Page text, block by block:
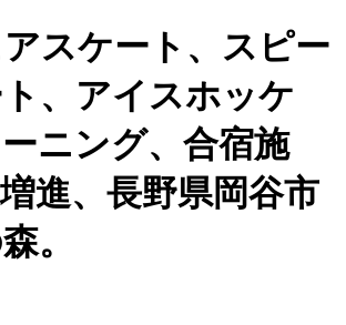
スケート、スピー
ト、アイスホッケ
ニング、合宿施
進、長野県岡谷市
。